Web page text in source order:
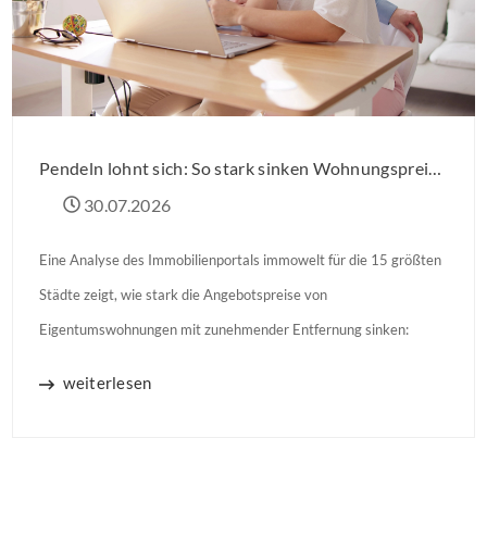
Pendeln lohnt sich: So stark sinken Wohnungspreise im Umland
30.07.2026
Eine Analyse des Immobilienportals immowelt für die 15 größten
Städte zeigt, wie stark die Angebotspreise von
Eigentumswohnungen mit zunehmender Entfernung sinken:
weiterlesen